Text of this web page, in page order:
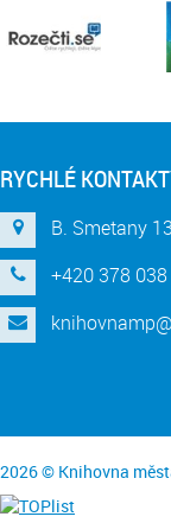
RYCHLÉ
B. Smetany
+420 378
2026 © Knihovna